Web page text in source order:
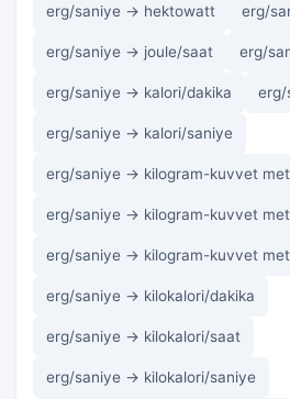
erg/saniye → hektowatt erg/
erg/saniye → joule/saat erg/
erg/saniye → kalori/dakika erg/
erg/saniye → kalori/saniye
erg/saniye → kilogram-kuvvet
erg/saniye → kilogram-kuvvet
erg/saniye → kilogram-kuvvet
erg/saniye → kilokalori/dakika
erg/saniye → kilokalori/saat
erg/saniye → kilokalori/saniye